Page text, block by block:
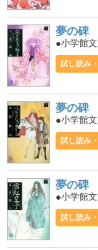
夢の碑
●小学館
試し読み
夢の碑
●小学館
試し読み
夢の碑
●小学館
試し読み